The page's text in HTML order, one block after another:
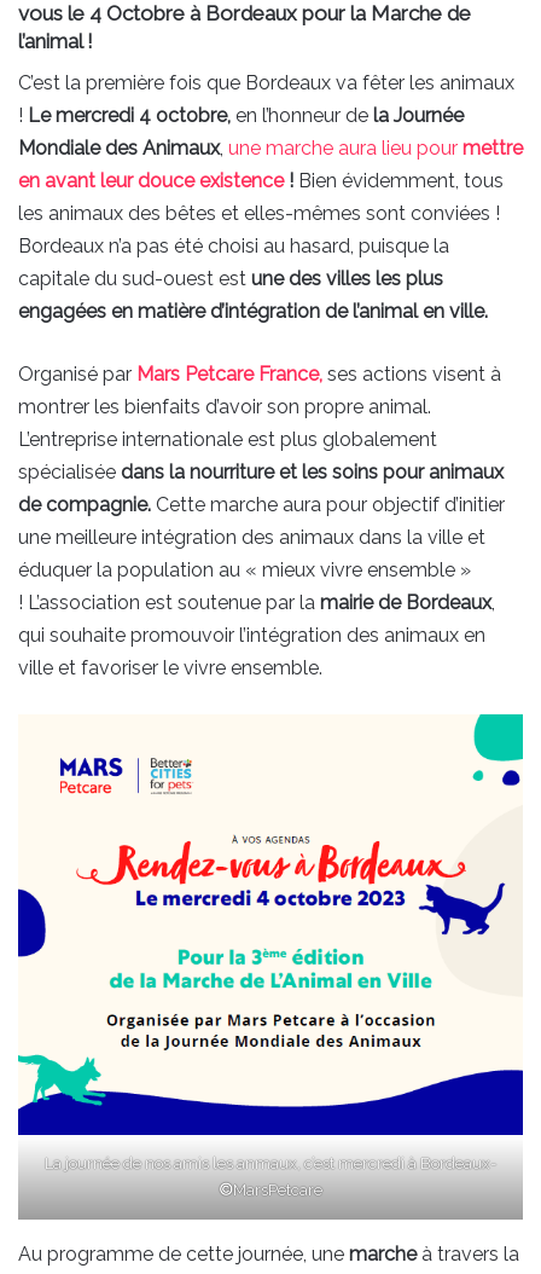
vous le 4 Octobre à Bordeaux pour la Marche de
l’animal !
C’est la première fois que Bordeaux va fêter les animaux
! Le mercredi 4 octobre, en l’honneur de la Journée
Mondiale des Animaux, une marche aura lieu pour mettre
en avant leur douce existence ! Bien évidemment, tous
les animaux des bêtes et elles-mêmes sont conviées !
Bordeaux n’a pas été choisi au hasard, puisque la
capitale du sud-ouest est une des villes les plus
engagées en matière d’intégration de l’animal en ville.
Organisé par Mars Petcare France, ses actions visent à
montrer les bienfaits d’avoir son propre animal.
L’entreprise internationale est plus globalement
spécialisée dans la nourriture et les soins pour animaux
de compagnie. Cette marche aura pour objectif d’initier
une meilleure intégration des animaux dans la ville et
éduquer la population au « mieux vivre ensemble »
! L’association est soutenue par la mairie de Bordeaux,
qui souhaite promouvoir l’intégration des animaux en
ville et favoriser le vivre ensemble.
La journée de nos amis les anmaux, c’est mercredi à Bordeaux-
©MarsPetcare
Au programme de cette journée, une marcheà travers la